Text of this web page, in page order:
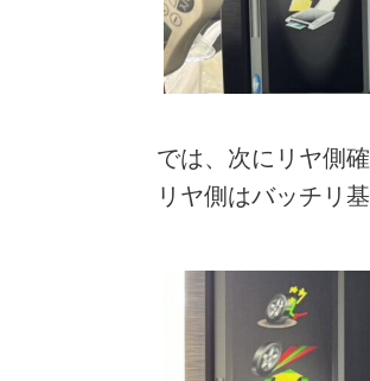
では、次にリヤ側
リヤ側はバッチリ